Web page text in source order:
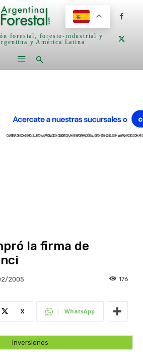
forestal, foresto-industrial y
y América Latina
la firma de
2005 176
X WhatsApp
Inversiones